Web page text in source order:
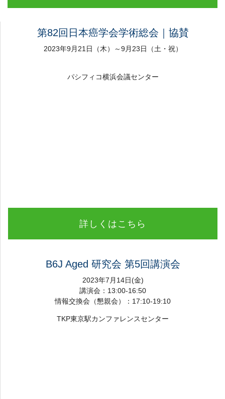
第82回日本癌学会学術総会｜協賛
2023年9月21日（木）～9月23日（土・祝）
パシフィコ横浜会議センター
詳しくはこちら
B6J Aged 研究会 第5回講演会
2023年7月14日(金)
講演会：13:00-16:50
情報交換会（懇親会）：17:10-19:10
TKP東京駅カンファレンスセンター